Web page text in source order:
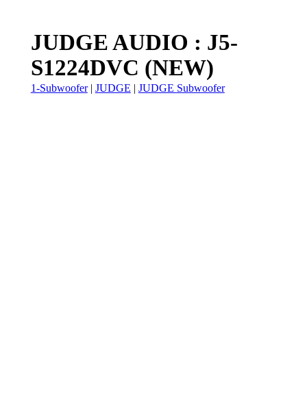
JUDGE AUDIO : J5-
S1224DVC (NEW)
1-Subwoofer| JUDGE | JUDGE Subwoofer